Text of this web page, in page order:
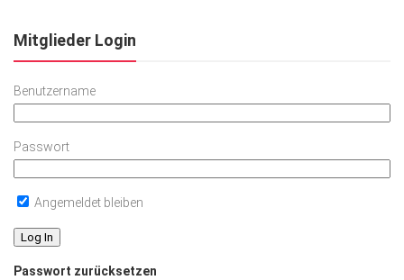
Mitglieder Login
Benutzername
Passwort
Angemeldet bleiben
Passwort zurücksetzen